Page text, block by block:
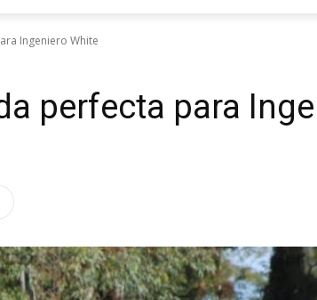
Ingeniero White
perfecta para